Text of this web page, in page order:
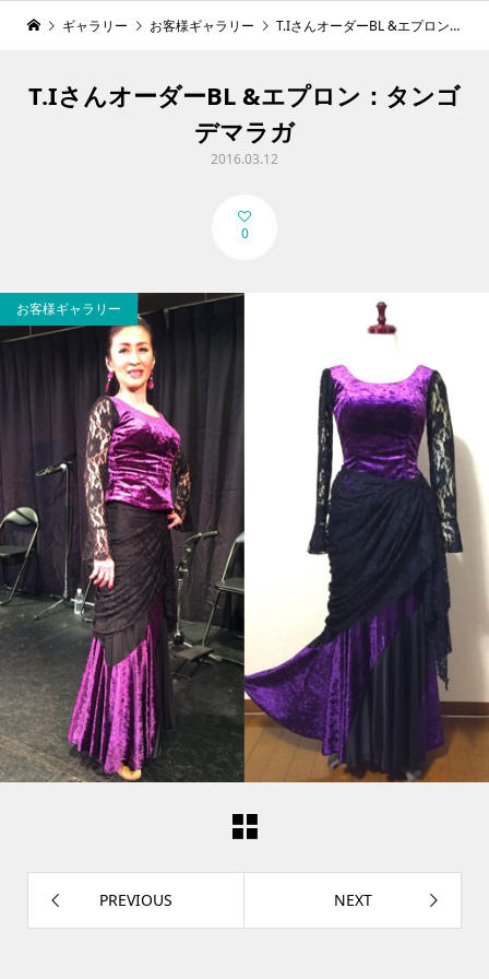
ギャラリー お客様ギャラリー T.IさんオーダーBL &エプロン：タンゴデマラガ
T.IさんオーダーBL &エプロン：タンゴ
デマラガ
2016.03.12
0
お客様ギャラリー
PREVIOUS NEXT